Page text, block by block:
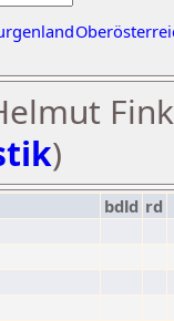
)
bdld rd